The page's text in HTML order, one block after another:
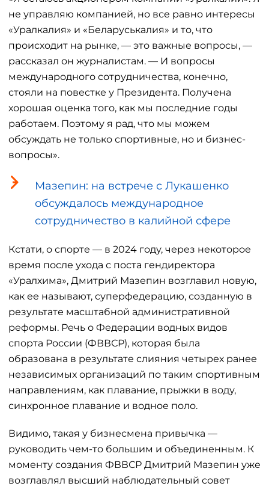
не управляю компанией, но все равно интересы
«Уралкалия» и «Беларуськалия» и то, что
происходит на рынке, — это важные вопросы, —
рассказал он журналистам. — И вопросы
международного сотрудничества, конечно,
стояли на повестке у Президента. Получена
хорошая оценка того, как мы последние годы
работаем. Поэтому я рад, что мы можем
обсуждать не только спортивные, но и бизнес-
вопросы».
Мазепин: на встрече с Лукашенко
обсуждалось международное
сотрудничество в калийной сфере
Кстати, о спорте — в 2024 году, через некоторое
время после ухода с поста гендиректора
«Уралхима», Дмитрий Мазепин возглавил новую,
как ее называют, суперфедерацию, созданную в
результате масштабной административной
реформы. Речь о Федерации водных видов
спорта России (ФВВСР), которая была
образована в результате слияния четырех ранее
независимых организаций по таким спортивным
направлениям, как плавание, прыжки в воду,
синхронное плавание и водное поло.
Видимо, такая у бизнесмена привычка —
руководить чем-то большим и объединенным. К
моменту создания ФВВСР Дмитрий Мазепин уже
возглавлял высший наблюдательный совет